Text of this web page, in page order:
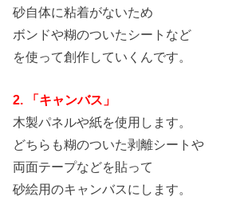
砂自体に粘着がないため
ボンドや糊のついたシートなど
を使って創作していくんです。
2. 「キャンバス」
木製パネルや紙を使用します。
どちらも糊のついた剥離シートや
両面テープなどを貼って
砂絵用のキャンバスにします。